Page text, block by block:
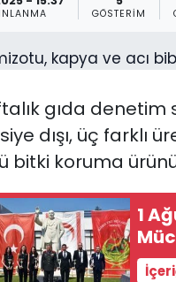
GÖSTERIM
gıda
dışı, üç farklı
bitki koruma
1
SEÇİM 2018